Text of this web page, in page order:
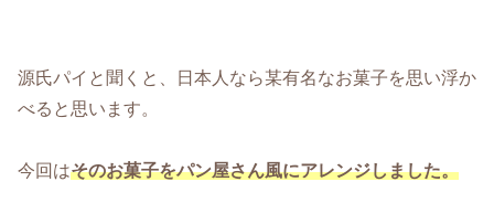
源氏パイと聞くと、日本人なら某有名なお菓子を思い浮か
べると思います。
今回はそのお菓子をパン屋さん風にアレンジしました。